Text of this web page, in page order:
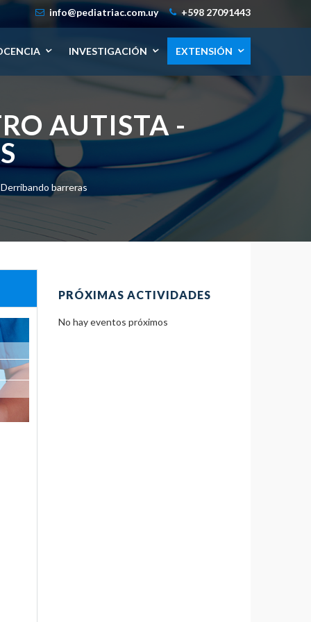
info@pediatriac.com.uy +598 27091443
INVESTIGACIÓN EXTENSIÓN
AUTISTA -
barreras
PRÓXIMAS ACTIVIDADES
No hay eventos próximos